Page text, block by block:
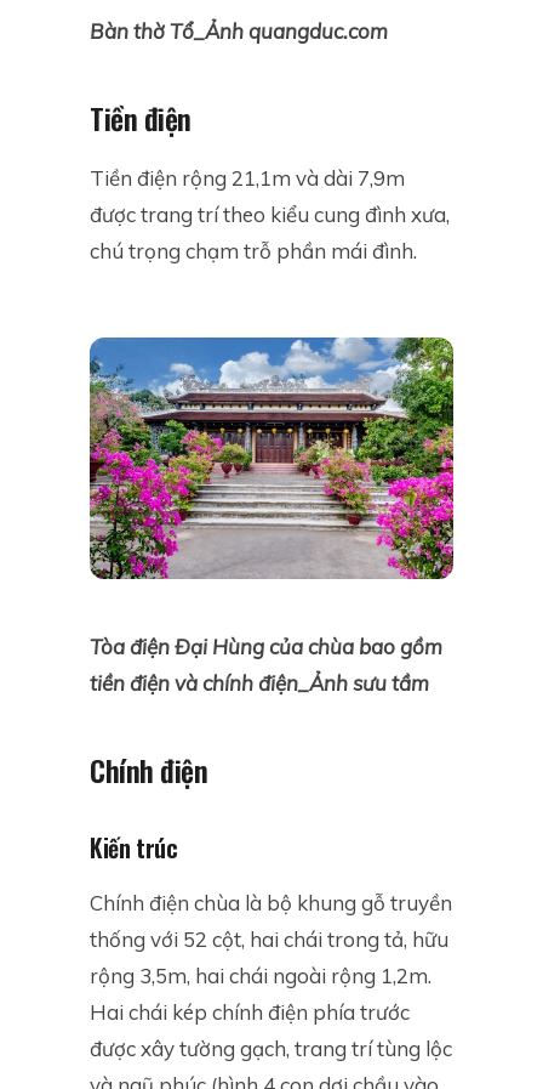
Bàn thờ Tổ_Ảnh quangduc.com
Tiền điện
Tiền điện rộng 21,1m và dài 7,9m
được trang trí theo kiểu cung đình xưa,
chú trọng chạm trỗ phần mái đình.
Tòa điện Đại Hùng của chùa bao gồm
tiền điện và chính điện_Ảnh sưu tầm
Chính điện
Kiến trúc
Chính điện chùa là bộ khung gỗ truyền
thống với 52 cột, hai chái trong tả, hữu
rộng 3,5m, hai chái ngoài rộng 1,2m.
Hai chái kép chính điện phía trước
được xây tường gạch, trang trí tùng lộc